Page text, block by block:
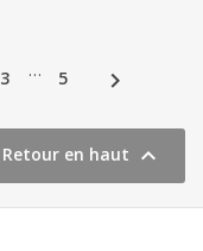
3 … 5 
Retour en haut 